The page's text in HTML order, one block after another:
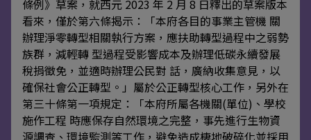
條例》草案，就西元 2023 年 2 月 8 日釋出的草案版本
看來，僅於第六條揭示：「本府各目的事業主管機 關
辦理淨零轉型相關執行方案，應扶助轉型過程中之弱勢
族群，減輕轉 型過程受影響成本及辦理低碳永續發展
稅捐徵免，並適時辦理公民對 話，廣納收集意見，以
確保社會公正轉型。」屬於公正轉型核心工作，另外在
第三十條第一項規定：「本府所屬各機關(單位)、學校
施作工程 時應保存自然環境之完整，事先進行生物資